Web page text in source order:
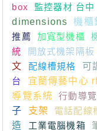
box
監控器材 台中
dimensions
機櫃
推薦
加寬型機櫃
統
開放式機架隔板
文
配線槽規格 可
台
宜蘭傳藝中心
導覽系統
行動導
子
支架 電話配線
造
工業電腦機箱